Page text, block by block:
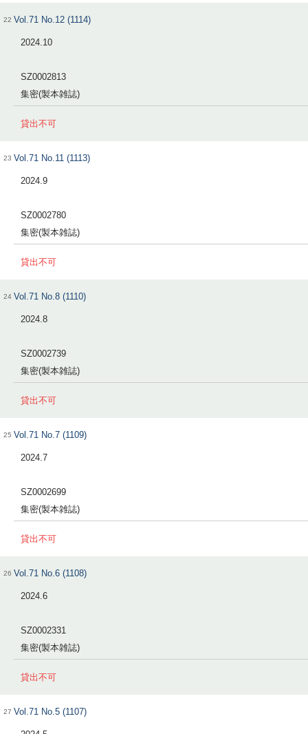
22 Vol.71 No.12 (1114)
2024.10
SZ0002813
集密(製本雑誌)
貸出不可
23 Vol.71 No.11 (1113)
2024.9
SZ0002780
集密(製本雑誌)
貸出不可
24 Vol.71 No.8 (1110)
2024.8
SZ0002739
集密(製本雑誌)
貸出不可
25 Vol.71 No.7 (1109)
2024.7
SZ0002699
集密(製本雑誌)
貸出不可
26 Vol.71 No.6 (1108)
2024.6
SZ0002331
集密(製本雑誌)
貸出不可
27 Vol.71 No.5 (1107)